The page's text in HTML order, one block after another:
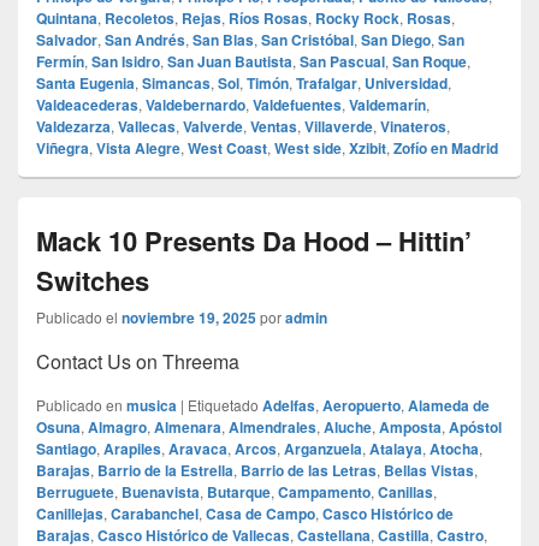
Quintana, Recoletos, Rejas, Ríos Rosas, Rocky Rock, Rosas,
Salvador, San Andrés, San Blas, San Cristóbal, San Diego, San
Fermín, San Isidro, San Juan Bautista, San Pascual, San Roque,
Santa Eugenia, Simancas, Sol, Timón, Trafalgar, Universidad,
Valdeacederas, Valdebernardo, Valdefuentes, Valdemarín,
Valdezarza, Vallecas, Valverde, Ventas, Villaverde, Vinateros,
Viñegra, Vista Alegre, West Coast, West side, Xzibit, Zofío en Madrid
Mack 10 Presents Da Hood – Hittin’
Switches
Publicado el noviembre 19, 2025poradmin
Contact Us on Threema
Publicado en musica | Etiquetado Adelfas, Aeropuerto, Alameda de
Osuna, Almagro, Almenara, Almendrales, Aluche, Amposta, Apóstol
Santiago, Arapiles, Aravaca, Arcos, Arganzuela, Atalaya, Atocha,
Barajas, Barrio de la Estrella, Barrio de las Letras, Bellas Vistas,
Berruguete, Buenavista, Butarque, Campamento, Canillas,
Canillejas, Carabanchel, Casa de Campo, Casco Histórico de
Barajas, Casco Histórico de Vallecas, Castellana, Castilla, Castro,